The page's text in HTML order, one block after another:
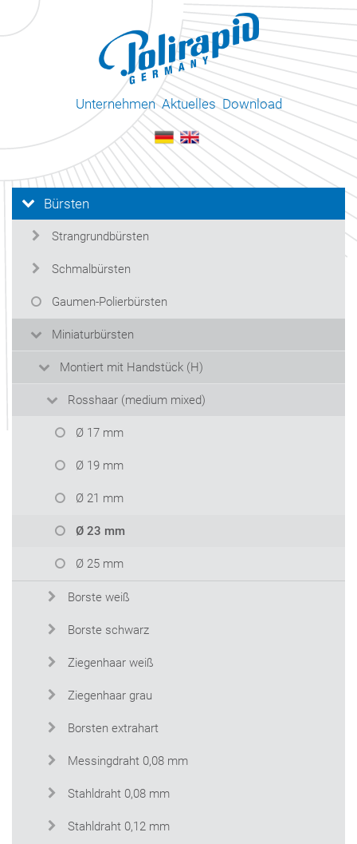
Unternehmen Aktuelles Download
Bürsten
Strangrundbürsten
Schmalbürsten
Gaumen-Polierbürsten
Miniaturbürsten
Montiert mit Handstück (H)
Rosshaar (medium mixed)
Ø 17 mm
Ø 19 mm
Ø 21 mm
Ø 23 mm
Ø 25 mm
Borste weiß
Borste schwarz
Ziegenhaar weiß
Ziegenhaar grau
Borsten extrahart
Messingdraht 0,08 mm
Stahldraht 0,08 mm
Stahldraht 0,12 mm